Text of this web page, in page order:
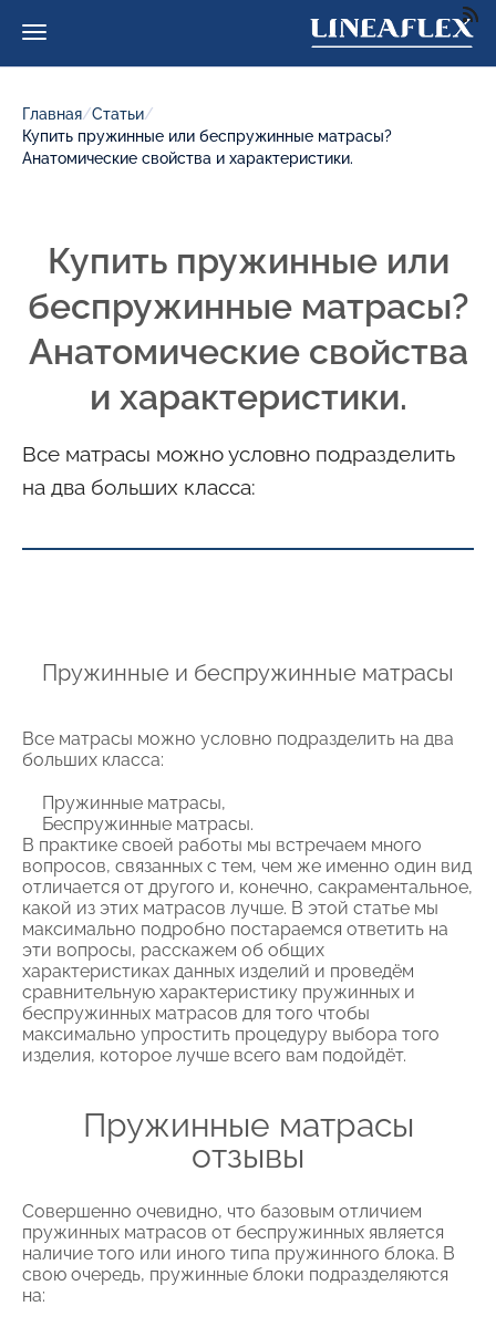
Главная/Статьи/
Купить пружинные или беспружинные матрасы?
Анатомические свойства и характеристики.
Купить пружинные или
беспружинные матрасы?
Анатомические свойства
и характеристики.
Все матрасы можно условно подразделить
на два больших класса:
Пружинные и беспружинные матрасы
Все матрасы можно условно подразделить на два
больших класса:
Пружинные матрасы,
Беспружинные матрасы.
В практике своей работы мы встречаем много
вопросов, связанных с тем, чем же именно один вид
отличается от другого и, конечно, сакраментальное,
какой из этих матрасов лучше. В этой статье мы
максимально подробно постараемся ответить на
эти вопросы, расскажем об общих
характеристиках данных изделий и проведём
сравнительную характеристику пружинных и
беспружинных матрасов для того чтобы
максимально упростить процедуру выбора того
изделия, которое лучше всего вам подойдёт.
Пружинные матрасы
отзывы
Совершенно очевидно, что базовым отличием
пружинных матрасов от беспружинных является
наличие того или иного типа пружинного блока. В
свою очередь, пружинные блоки подразделяются
на: